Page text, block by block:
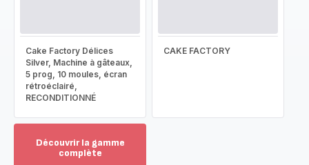
Cake Factory Délices
Silver, Machine à gâteaux,
5 prog, 10 moules, écran
rétroéclairé,
RECONDITIONNÉ
CAKE FACTORY
Découvrir la gamme
complète